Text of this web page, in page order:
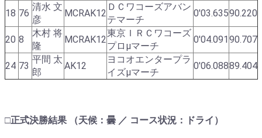
18 76
清水 文
彦
MCRAK12
ＤＣワコーズアバン
テマーチ
0'03.63590.220
20 8
木村 将
隆
MCRAK12
東京ＩＲＣワコーズ
プロμマーチ
0'04.09190.707
24 73
平間 太
郎
AK12
ヨコオエンタープラ
イズμマーチ
0'06.08889.404
□正式決勝結果 （天候：曇 ／ コース状況：ドライ）